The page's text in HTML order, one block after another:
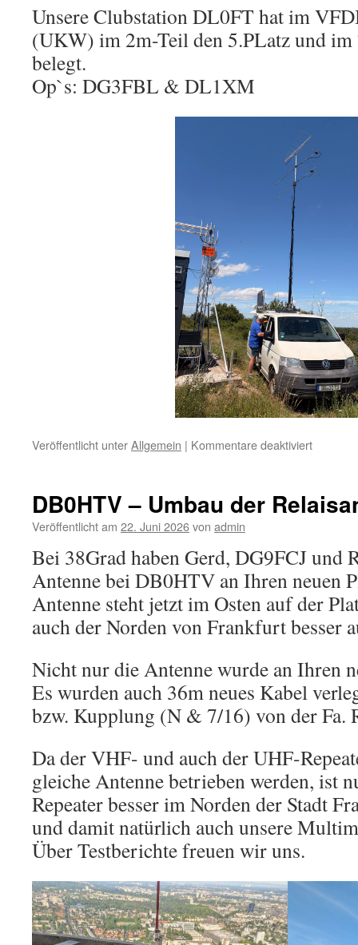
Unsere Clubstation DL0FT hat im
(UKW) im 2m-Teil den 5.PLatz und im
belegt.
Op`s: DG3FBL & DL1XM
Veröffentlicht unterAllgemein | Kommentare deaktiviertfür
DB0HTV – Umbau der
Veröffentlicht am 22. Juni 2026von admin
Bei 38Grad haben Gerd, DG9FCJ und
Antenne bei DB0HTV an Ihren neuen
Antenne steht jetzt im Osten auf der
auch der Norden von Frankfurt besser
Nicht nur die Antenne wurde an Ihren
Es wurden auch 36m neues Kabel
bzw. Kupplung (N & 7/16) von der Fa.
Da der VHF- und auch der UHF-
gleiche Antenne betrieben werden, ist
Repeater besser im Norden der Stadt
und damit natürlich auch unsere
Über Testberichte freuen wir uns.